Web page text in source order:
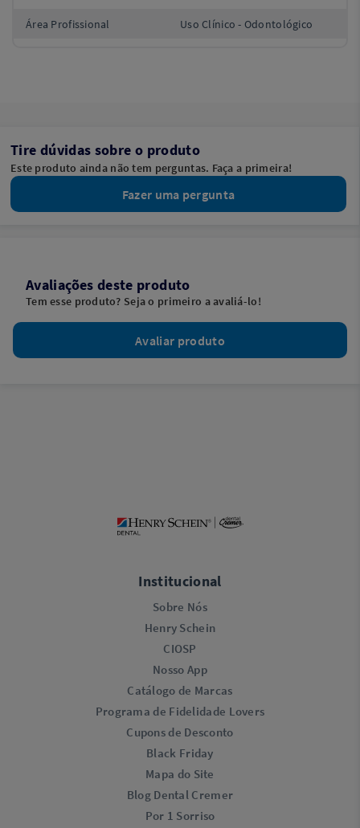
Área Profissional Uso Clínico - Odontológico
Tire dúvidas sobre o produto
Este produto ainda não tem perguntas. Faça a primeira!
Fazer uma pergunta
Avaliações deste produto
Tem esse produto? Seja o primeiro a avaliá-lo!
Avaliar produto
Institucional
Sobre Nós
Henry Schein
CIOSP
Nosso App
Catálogo de Marcas
Programa de Fidelidade Lovers​
Cupons de Desconto
Black Friday
Mapa do Site
Blog Dental Cremer
Por 1 Sorriso